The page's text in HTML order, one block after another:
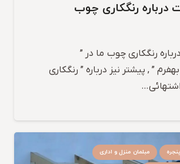
درباره رنگکاری چوب
رنگکاری چوب ما در ”
” , پیشتر نیز درباره ” رنگکاری
مبلمان منزل و اداری